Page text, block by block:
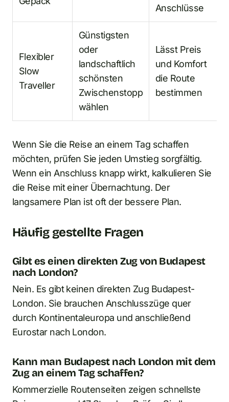
Anschlüsse
Flexibler
Slow
Traveller
Günstigsten
oder
landschaftlich
schönsten
Zwischenstopp
wählen
Lässt Preis
und Komfort
die Route
bestimmen
Wenn Sie die Reise an einem Tag schaffen
möchten, prüfen Sie jeden Umstieg sorgfältig.
Wenn ein Anschluss knapp wirkt, kalkulieren Sie
die Reise mit einer Übernachtung. Der
langsamere Plan ist oft der bessere Plan.
Häufig gestellte Fragen
Gibt es einen direkten Zug von Budapest
nach London?
Nein. Es gibt keinen direkten Zug Budapest-
London. Sie brauchen Anschlusszüge quer
durch Kontinentaleuropa und anschließend
Eurostar nach London.
Kann man Budapest nach London mit dem
Zug an einem Tag schaffen?
Kommerzielle Routenseiten zeigen schnellste